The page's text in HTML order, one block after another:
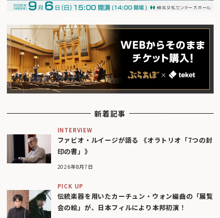
新着記事
INTERVIEW
ファビオ・ルイージが語る 《オラトリオ「7つの封
印の書」》
2026年8月7日
PICK UP
伝統楽器を用いたカーチュン・ウォン編曲の「展覧
会の絵」が、日本フィルにより本邦初演！